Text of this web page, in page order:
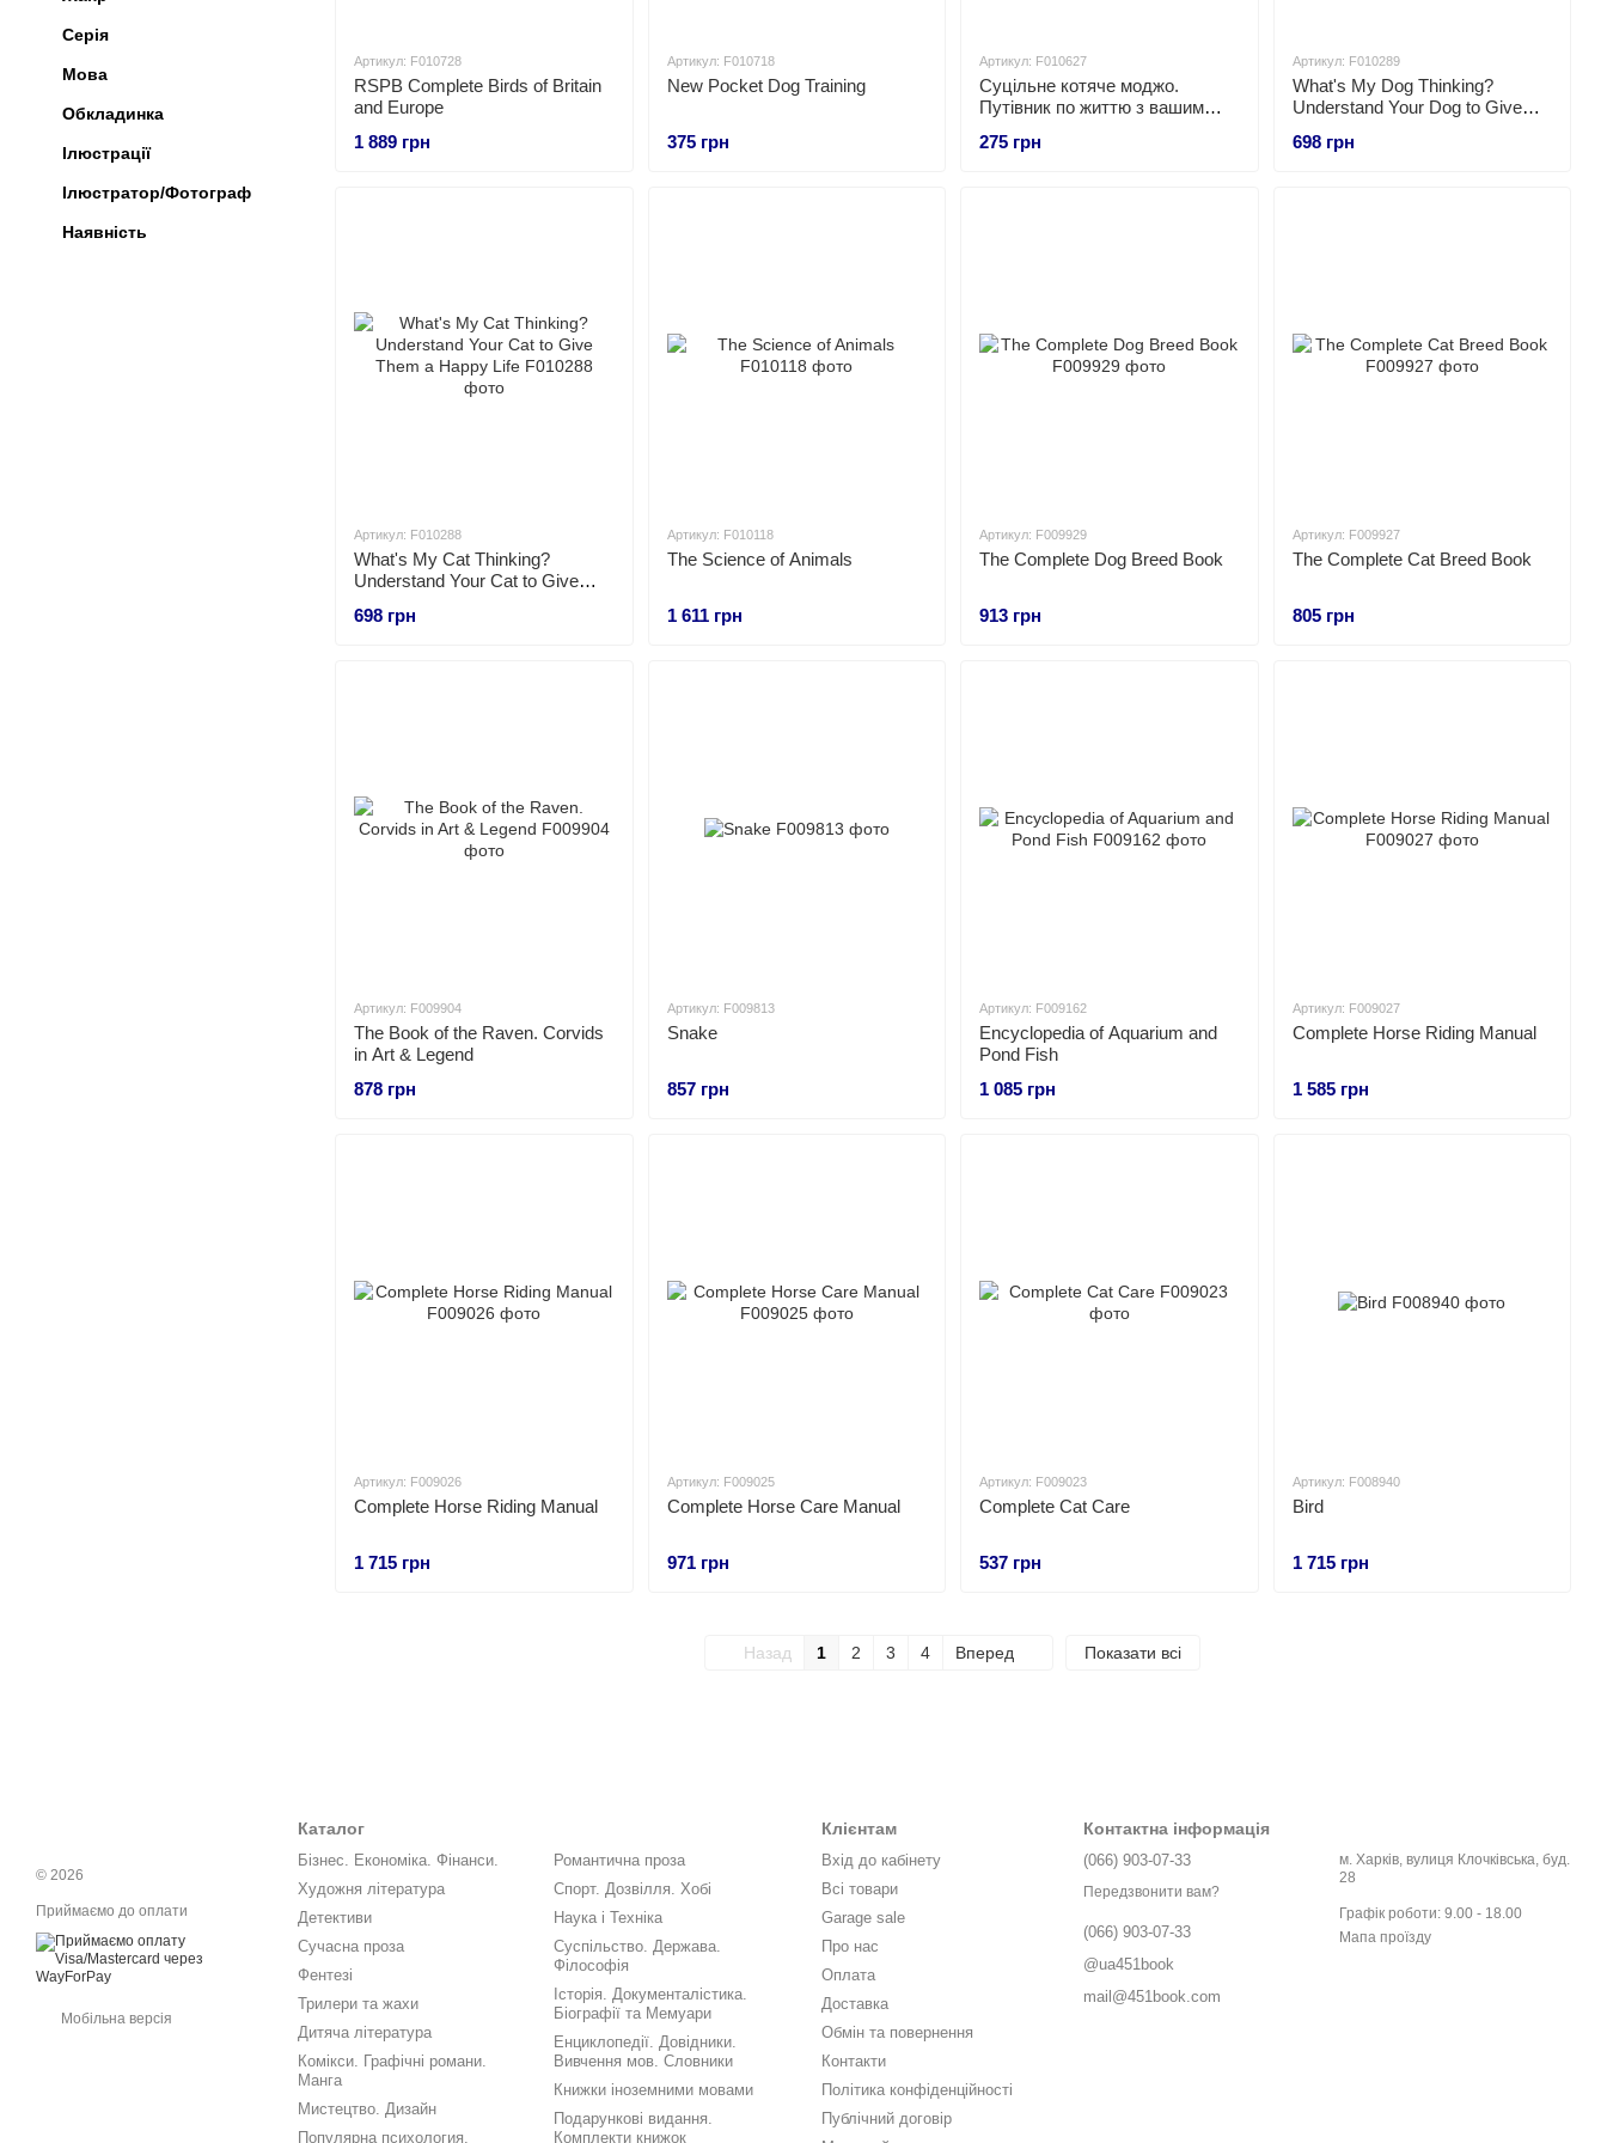
Артикул: F010728
RSPB Complete Birds of Britain
and Europe
1 889 грн
Артикул: F010718
New Pocket Dog Training
375 грн
Артикул: F010627
Суцільне котяче моджо.
Путівник по життю з вашим
275 грн
Артикул: F010289
What's My Dog Thinking?
Understand Your Dog to Give
698 грн
Артикул: F010288
What's My Cat Thinking?
Understand Your Cat to Give
698 грн
Артикул: F010118
The Science of Animals
1 611 грн
Артикул: F009929
The Complete Dog Breed Book
913 грн
Артикул: F009927
The Complete Cat Breed Book
805 грн
Артикул: F009904
The Book of the Raven. Corvids
in Art & Legend
878 грн
Артикул: F009813
Snake
857 грн
Артикул: F009162
Encyclopedia of Aquarium and
Pond Fish
1 085 грн
Артикул: F009027
Complete Horse Riding Manual
1 585 грн
Артикул: F009026
Complete Horse Riding Manual
1 715 грн
Артикул: F009025
Complete Horse Care Manual
971 грн
Артикул: F009023
Complete Cat Care
537 грн
Артикул: F008940
Bird
1 715 грн
Назад 1 2 3 4 Вперед Показати всі
Серія
Мова
Обкладинка
Ілюстрації
Ілюстратор/Фотограф
Наявність
© 2026
Приймаємо до оплати
Мобільна версія
Каталог
Бізнес. Економіка. Фінанси.
Художня література
Детективи
Сучасна проза
Фентезі
Трилери та жахи
Дитяча література
Комікси. Графічні романи.
Манга
Мистецтво. Дизайн
Популярна психология.
Романтична проза
Спорт. Дозвілля. Хобі
Наука і Техніка
Суспільство. Держава.
Філософія
Історія. Документалістика.
Біографії та Мемуари
Енциклопедії. Довідники.
Вивчення мов. Словники
Книжки іноземними мовами
Подарункові видання.
Комплекти книжок
Клієнтам
Вхід до кабінету
Всі товари
Garage sale
Про нас
Оплата
Доставка
Обмін та повернення
Контакти
Політика конфіденційності
Публічний договір
Контактна інформація
(066) 903-07-33
Передзвонити вам?
(066) 903-07-33
@ua451book
mail@451book.com
м. Харків, вулиця Клочківська, буд.
28
Графік роботи: 9.00 - 18.00
Мапа проїзду